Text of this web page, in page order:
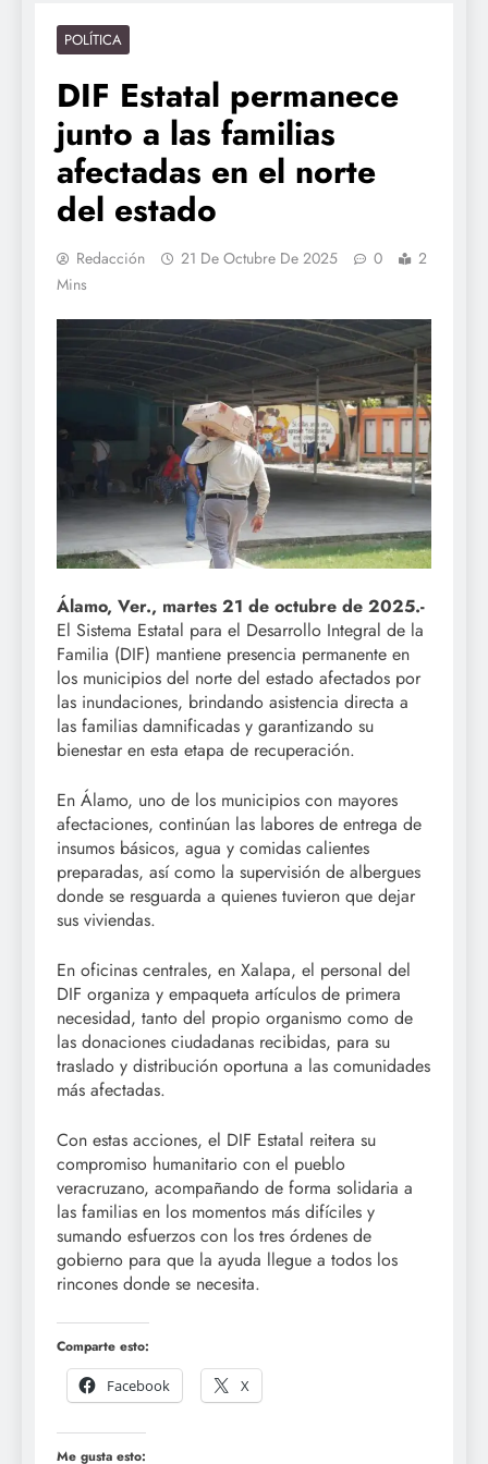
POLÍTICA
DIF Estatal permanece
junto a las familias
afectadas en el norte
del estado
Redacción 21 De Octubre De 2025 0
2
Mins
Álamo, Ver., martes 21 de octubre de 2025.-
El Sistema Estatal para el Desarrollo Integral de la
Familia (DIF) mantiene presencia permanente en
los municipios del norte del estado afectados por
las inundaciones, brindando asistencia directa a
las familias damnificadas y garantizando su
bienestar en esta etapa de recuperación.
En Álamo, uno de los municipios con mayores
afectaciones, continúan las labores de entrega de
insumos básicos, agua y comidas calientes
preparadas, así como la supervisión de albergues
donde se resguarda a quienes tuvieron que dejar
sus viviendas.
En oficinas centrales, en Xalapa, el personal del
DIF organiza y empaqueta artículos de primera
necesidad, tanto del propio organismo como de
las donaciones ciudadanas recibidas, para su
traslado y distribución oportuna a las comunidades
más afectadas.
Con estas acciones, el DIF Estatal reitera su
compromiso humanitario con el pueblo
veracruzano, acompañando de forma solidaria a
las familias en los momentos más difíciles y
sumando esfuerzos con los tres órdenes de
gobierno para que la ayuda llegue a todos los
rincones donde se necesita.
Comparte esto:
Facebook
X
Me gusta esto: